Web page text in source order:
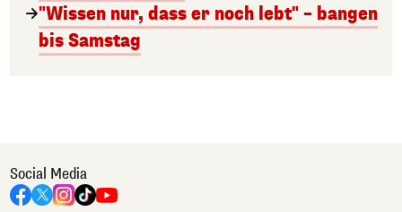
"Wissen nur, dass er noch lebt" – bangen
bis Samstag
Social Media